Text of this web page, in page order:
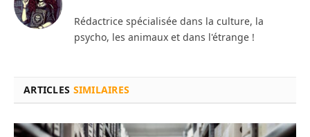
Rédactrice spécialisée dans la culture, la
psycho, les animaux et dans l'étrange !
ARTICLES SIMILAIRES